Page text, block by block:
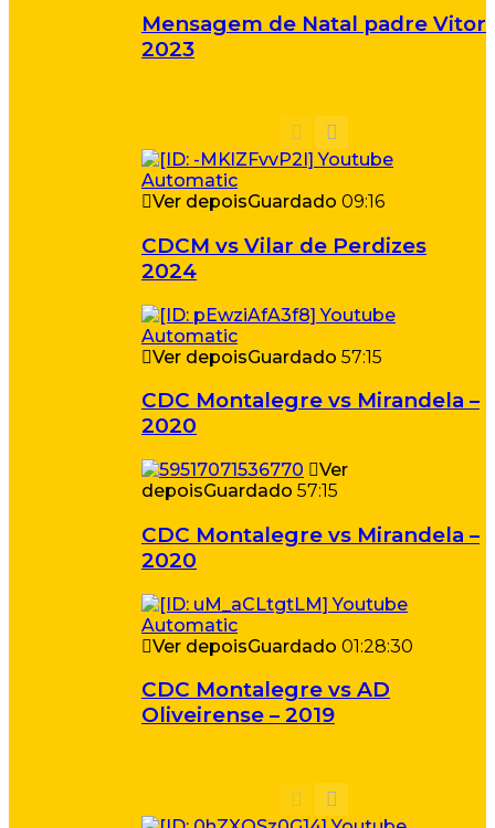
Mensagem de Natal padre Vitor
2023
Ver depoisGuardado 09:16
CDCM vs Vilar de Perdizes
2024
Ver depoisGuardado 57:15
CDC Montalegre vs Mirandela –
2020
Ver
depoisGuardado 57:15
CDC Montalegre vs Mirandela –
2020
Ver depoisGuardado 01:28:30
CDC Montalegre vs AD
Oliveirense – 2019